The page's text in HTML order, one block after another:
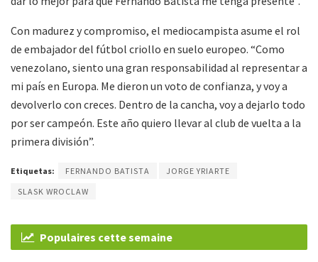
Con madurez y compromiso, el mediocampista asume el rol
de embajador del fútbol criollo en suelo europeo. “Como
venezolano, siento una gran responsabilidad al representar a
mi país en Europa. Me dieron un voto de confianza, y voy a
devolverlo con creces. Dentro de la cancha, voy a dejarlo todo
por ser campeón. Este año quiero llevar al club de vuelta a la
primera división”.
Etiquetas: FERNANDO BATISTA
JORGE YRIARTE
SLASK WROCLAW
Populaires cette semaine